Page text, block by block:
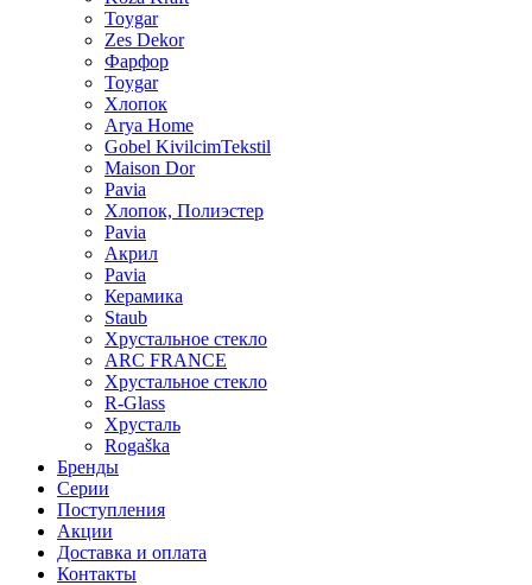
Toygar
Zes Dekor
Фарфор
Toygar
Хлопок
Arya Home
Gobel KivilcimTekstil
Maison Dor
Pavia
Хлопок, Полиэстер
Pavia
Акрил
Pavia
Керамика
Staub
Хрустальное стекло
ARC FRANCE
Хрустальное стекло
R-Glass
Хрусталь
Rogaška
Бренды
Серии
Поступления
Акции
Доставка и оплата
Контакты